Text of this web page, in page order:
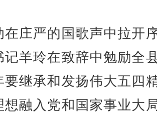
严的国歌声中拉开
记羊玲在致辞中勉励全
要继承和发扬伟大五四
想融入党和国家事业大